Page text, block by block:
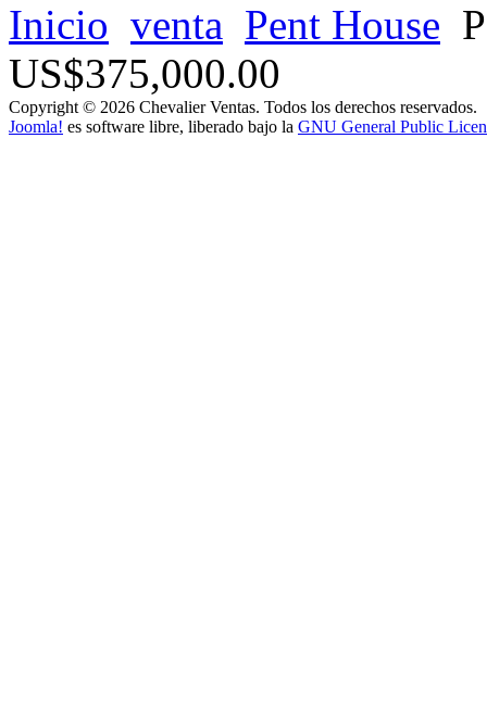
Inicio venta Pent House
US$375,000.00
Copyright © 2026 Chevalier Ventas. Todos los derechos reservados.
Joomla! es software libre, liberado bajo la GNU General Public